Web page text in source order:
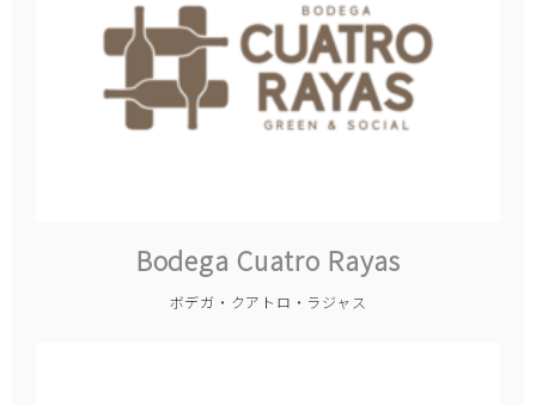
Bodega Cuatro Rayas
ボデガ・クアトロ・ラジャス